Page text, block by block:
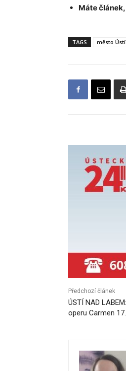
Máte
TAGS město
Předchozí článek
ÚSTÍ NAD
operu Carmen